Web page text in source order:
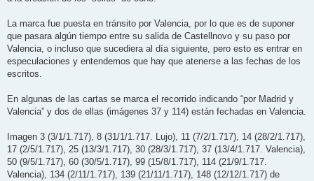
La marca fue puesta en tránsito por Valencia, por lo que es de suponer
que pasara algún tiempo entre su salida de Castellnovo y su paso por
Valencia, o incluso que sucediera al día siguiente, pero esto es entrar en
especulaciones y entendemos que hay que atenerse a las fechas de los
escritos.
En algunas de las cartas se marca el recorrido indicando “por Madrid y
Valencia” y dos de ellas (imágenes 37 y 114) están fechadas en Valencia.
Imagen 3 (3/1/1.717), 8 (31/1/1.717. Lujo), 11 (7/2/1.717), 14 (28/2/1.717),
17 (2/5/1.717), 25 (13/3/1.717), 30 (28/3/1.717), 37 (13/4/1.717. Valencia),
50 (9/5/1.717), 60 (30/5/1.717), 99 (15/8/1.717), 114 (21/9/1.717.
Valencia), 134 (2/11/1.717), 139 (21/11/1.717), 148 (12/12/1.717) de